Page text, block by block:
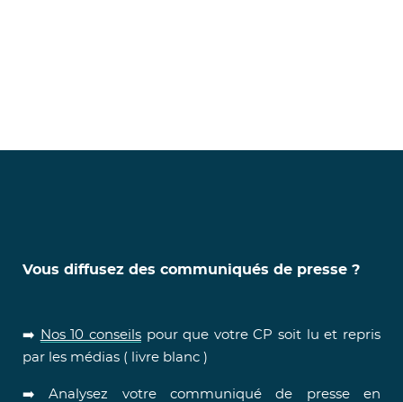
Vous diffusez des communiqués de presse ?
➡️ Nos 10 conseilspour que votre CP soit lu et repris
par les médias ( livre blanc )
➡️ Analysez votre communiqué de presse en